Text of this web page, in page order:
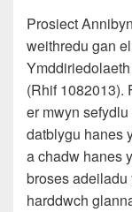
Prosiect
weithredu gan
(Rhif 1082013).
er mwyn
datblygu hanes
a chadw hanes
broses
harddwch